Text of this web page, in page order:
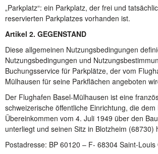
„Parkplatz“: ein Parkplatz, der frei und
reservierten Parkplatzes vorhanden ist.
Artikel 2. GEGENSTAND
Diese allgemeinen Nutzungsbedingungen
Nutzungsbedingungen und
Buchungsservice für Parkplätze, der vom
Mülhausen für seine Parkflächen angeboten
Der Flughafen Basel-Mülhausen ist eine
schweizerische öffentliche Einrichtung, die
Übereinkommen vom 4. Juli 1949 über den
unterliegt und seinen Sitz in Blotzheim (68730)
Postadresse: BP 60120 – F- 68304 Saint-Louis